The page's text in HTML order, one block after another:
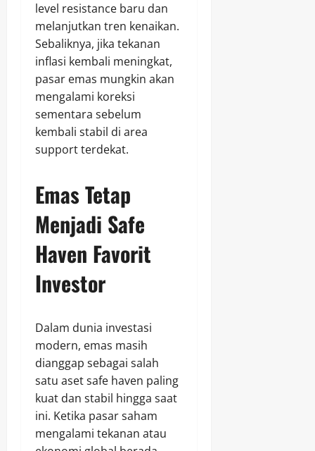
level resistance baru dan
melanjutkan tren kenaikan.
Sebaliknya, jika tekanan
inflasi kembali meningkat,
pasar emas mungkin akan
mengalami koreksi
sementara sebelum
kembali stabil di area
support terdekat.
Emas Tetap
Menjadi Safe
Haven Favorit
Investor
Dalam dunia investasi
modern, emas masih
dianggap sebagai salah
satu aset safe haven paling
kuat dan stabil hingga saat
ini. Ketika pasar saham
mengalami tekanan atau